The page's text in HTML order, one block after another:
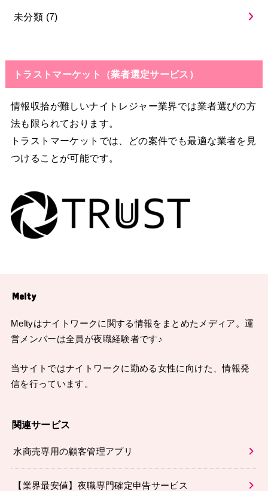
未分類 (7)
トラストマーケット（業者選定サービス）
情報収拾が難しいナイトレジャー業界では業者選びの方
法も限られております。
トラストマーケットでは、どの案件でも最適な業者を見
つけることが可能です。
Melty
Meltyはナイトワークに関する情報をまとめたメディア。運
営メンバーは全員が夜職経験者です♪
当サイトではナイトワークに勤める女性に向けた、情報発
信を行っています。
関連サービス
水商売専用の顧客管理アプリ
【業界最安値】夜職専門確定申告サービス